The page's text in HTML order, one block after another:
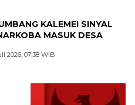
KALEMEI SINYAL
MASUK DESA
2026, 07:38 WIB